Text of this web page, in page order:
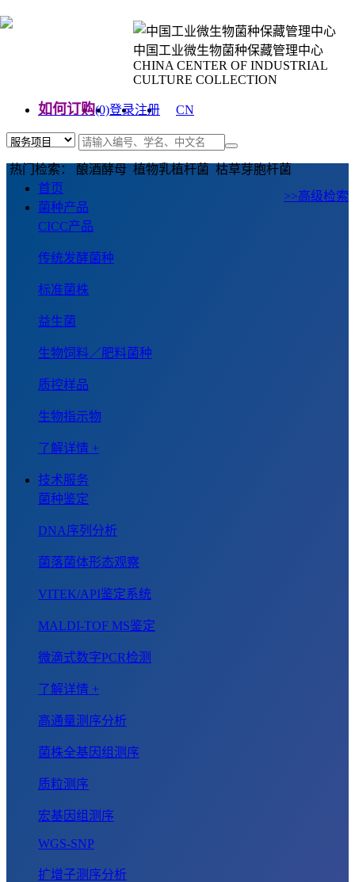
中国工业微生物菌种保藏管理中心
CHINA CENTER OF INDUSTRIAL
CULTURE COLLECTION
如何订购(0)登录注册
CN
热门检索： 酿酒酵母 植物乳植杆菌 枯草芽胞杆菌
>>高级检索
首页
菌种产品
CICC产品
传统发酵菌种
标准菌株
益生菌
生物饲料／肥料菌种
质控样品
生物指示物
了解详情 +
技术服务
菌种鉴定
DNA序列分析
菌落菌体形态观察
VITEK/API鉴定系统
MALDI-TOF MS鉴定
微滴式数字PCR检测
了解详情 +
高通量测序分析
菌株全基因组测序
质粒测序
宏基因组测序
WGS-SNP
扩增子测序分析